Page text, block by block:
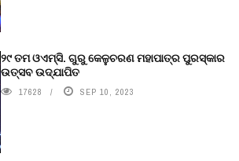
୨୯ ତମ ଓଏମ୍‌ସି. ଗୁରୁ କେଳୁଚରଣ ମହାପାତ୍ର ପୁରସ୍କାର
ଉତ୍ସବ ଉଦ୍‍ଯାପିତ
17628 SEP 10, 2023